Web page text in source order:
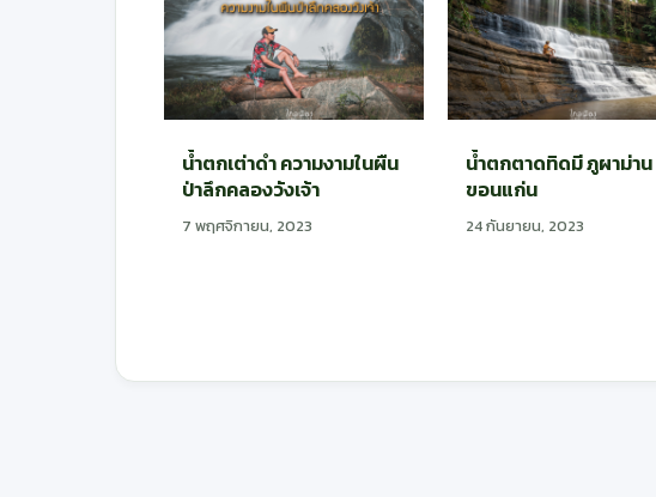
น้ำตกเต่าดำ ความงามในผืน
ป่าลึกคลองวังเจ้า
7 พฤศจิกายน, 2023
น้ำตกตาดทิดมี ภูผาม่าน
ขอนแก่น
24 กันยายน, 2023